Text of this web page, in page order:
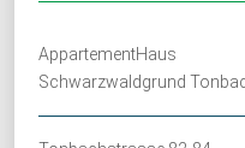
AppartementHaus
Schwarzwaldgrund